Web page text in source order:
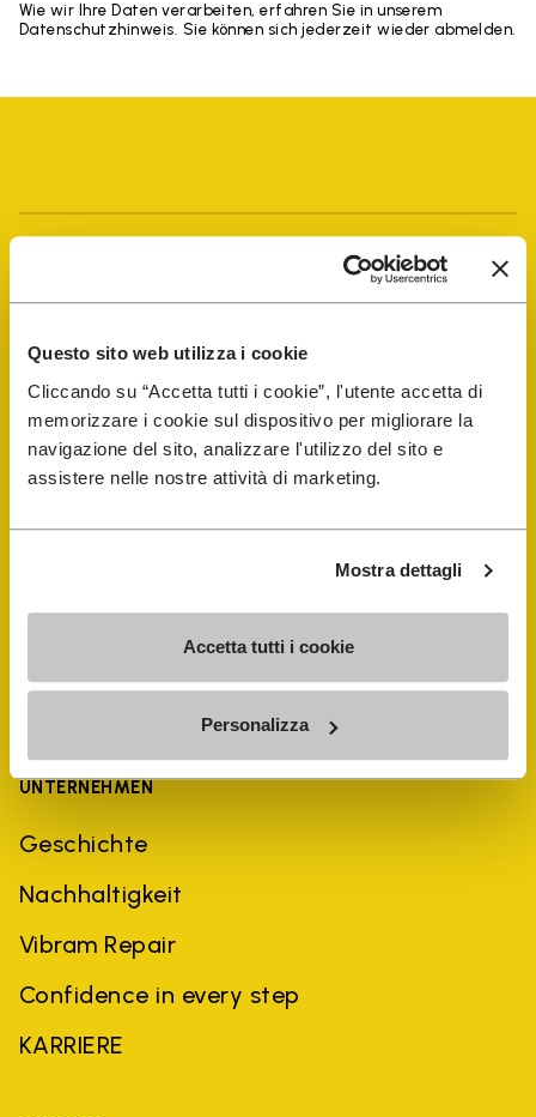
Questo sito web utilizza i cookie
Cliccando su “Accetta tutti i cookie”, l'utente accetta di
memorizzare i cookie sul dispositivo per migliorare la
navigazione del sito, analizzare l'utilizzo del sito e
assistere nelle nostre attività di marketing.
Mostra dettagli
Accetta tutti i cookie
Personalizza
Wie wir Ihre Daten verarbeiten, erfahren Sie in unserem
Datenschutzhinweis. Sie können sich jederzeit wieder abmelden.
E-SHOP
Schuhreparatur-Finder
UNTERNEHMEN
Geschichte
Nachhaltigkeit
Vibram Repair
Confidence in every step
KARRIERE